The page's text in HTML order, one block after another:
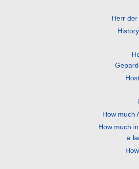
Herr
How much
How much
a